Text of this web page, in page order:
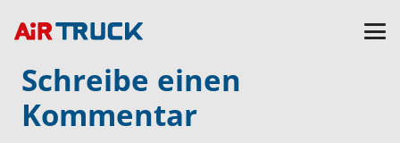
Schreibe einen
Kommentar